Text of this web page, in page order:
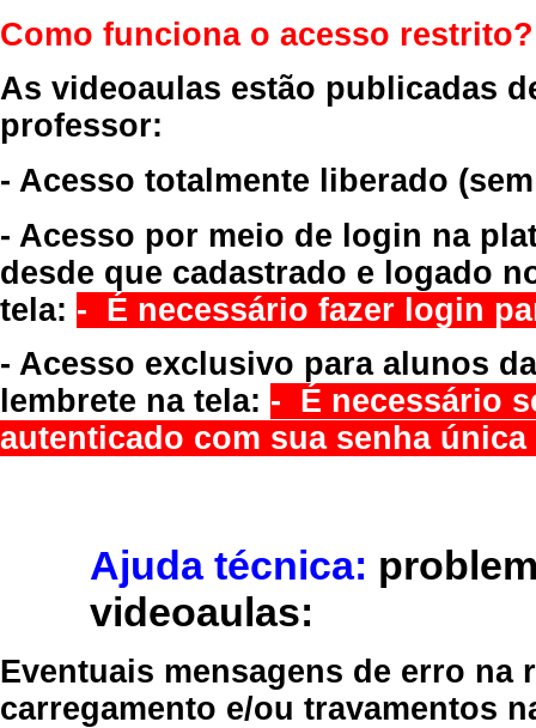
Como funciona o acesso restrito?
As videoaulas estão publicadas
professor:
- Acesso totalmente liberado
- Acesso por meio de login na
desde que cadastrado e logado
tela: - É necessário fazer login
- Acesso exclusivo para alunos
lembrete na tela: - É necessário
autenticado com sua senha
Ajuda técnica:
videoaulas:
Eventuais mensagens de erro
carregamento e/ou travamentos